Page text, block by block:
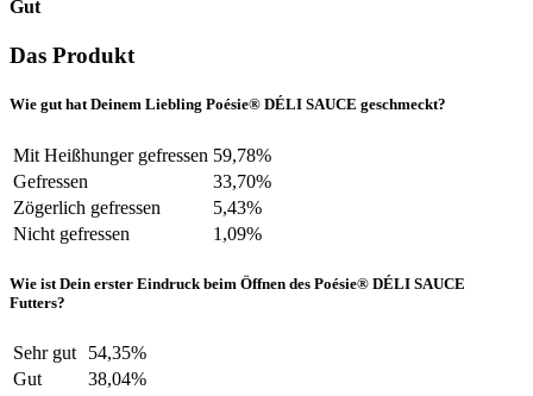
Gut
Das Produkt
Wie gut hat Deinem Liebling Poésie® DÉLI SAUCE geschmeckt?
Mit Heißhunger gefressen 59,78%
Gefressen
33,70%
Zögerlich gefressen
5,43%
Nicht gefressen
1,09%
Wie ist Dein erster Eindruck beim Öffnen des Poésie® DÉLI SAUCE
Futters?
Sehr gut
54,35%
Gut
38,04%